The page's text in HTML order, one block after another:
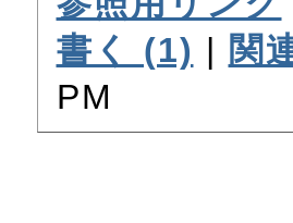
書く (1) | 関
PM